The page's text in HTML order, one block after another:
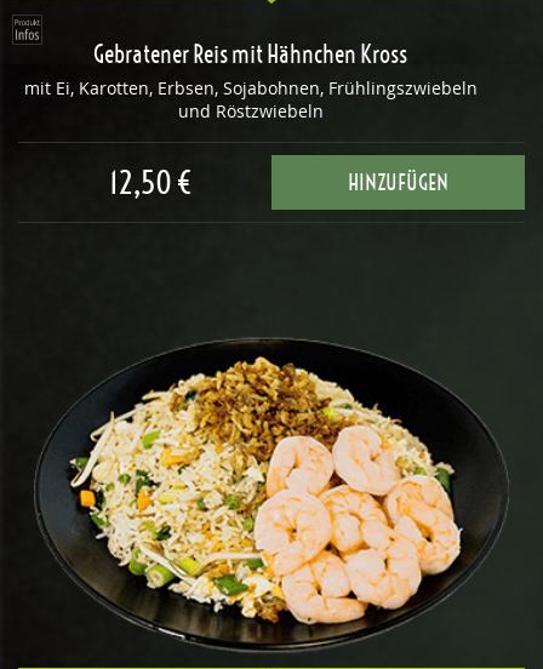
Gebratener Reis mit Hähnchen Kross
mit Ei, Karotten, Erbsen, Sojabohnen, Frühlingszwiebeln
und Röstzwiebeln
12,50 € HINZUFÜGEN